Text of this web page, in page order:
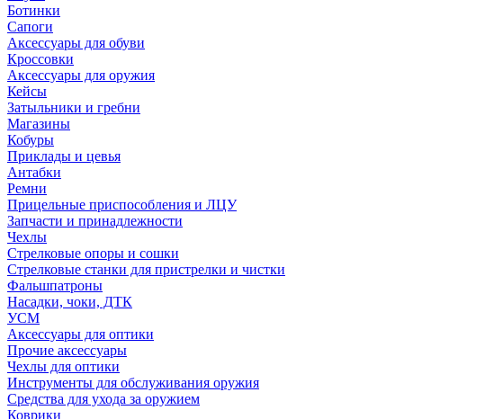
Ботинки
Сапоги
Аксессуары для обуви
Кроссовки
Аксессуары для оружия
Кейсы
Затыльники и гребни
Магазины
Кобуры
Приклады и цевья
Антабки
Ремни
Прицельные приспособления и ЛЦУ
Запчасти и принадлежности
Чехлы
Стрелковые опоры и сошки
Стрелковые станки для пристрелки и чистки
Фальшпатроны
Насадки, чоки, ДТК
УСМ
Аксессуары для оптики
Прочие аксессуары
Чехлы для оптики
Инструменты для обслуживания оружия
Средства для ухода за оружием
Коврики